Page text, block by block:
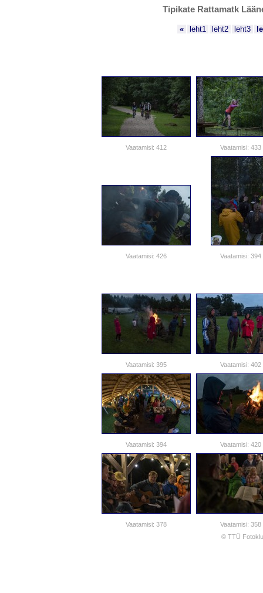
Tipikate Rattamatk
« leht1 leht2 leht3
Vaatamisi: 412 Vaatamisi: 433
Vaatamisi: 426 Vaatamisi: 394
Vaatamisi: 395 Vaatamisi: 402
Vaatamisi: 394 Vaatamisi: 420
Vaatamisi: 378
Vaatamisi: 358
© TTÜ